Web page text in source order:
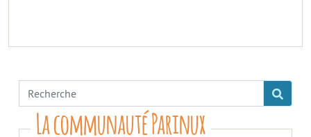
La communauté Parinux